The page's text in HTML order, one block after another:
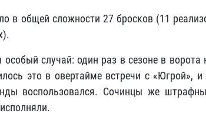
в общей сложности 27 бросков (11
особый случай: один раз в сезоне в
это в овертайме встречи с «Югрой»,
воспользовался. Сочинцы же